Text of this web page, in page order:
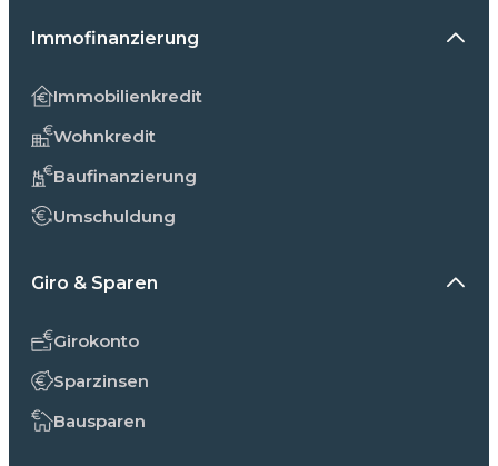
Immofinanzierung
Immobilienkredit
Wohnkredit
Baufinanzierung
Umschuldung
Giro & Sparen
Girokonto
Sparzinsen
Bausparen